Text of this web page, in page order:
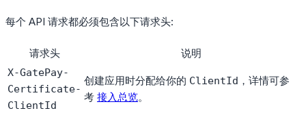
每个 API 请求都必须包含以下请求头:
请求头 说明
X-GatePay-
Certificate-
ClientId
创建应用时分配给你的 ClientId ，详情可参
考 接入总览。